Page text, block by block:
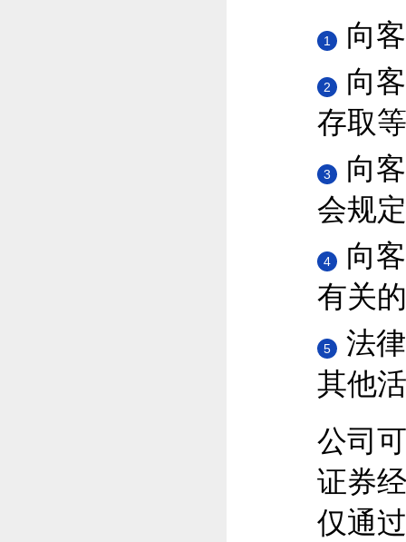
1 向
2
向
存取
3
向
会规
4
向
有关
5
法
其他
公司
证券
仅通